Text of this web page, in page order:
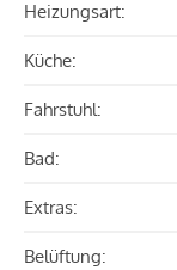
Heizungsart:
Küche:
Fahrstuhl:
Bad:
Extras:
Belüftung: